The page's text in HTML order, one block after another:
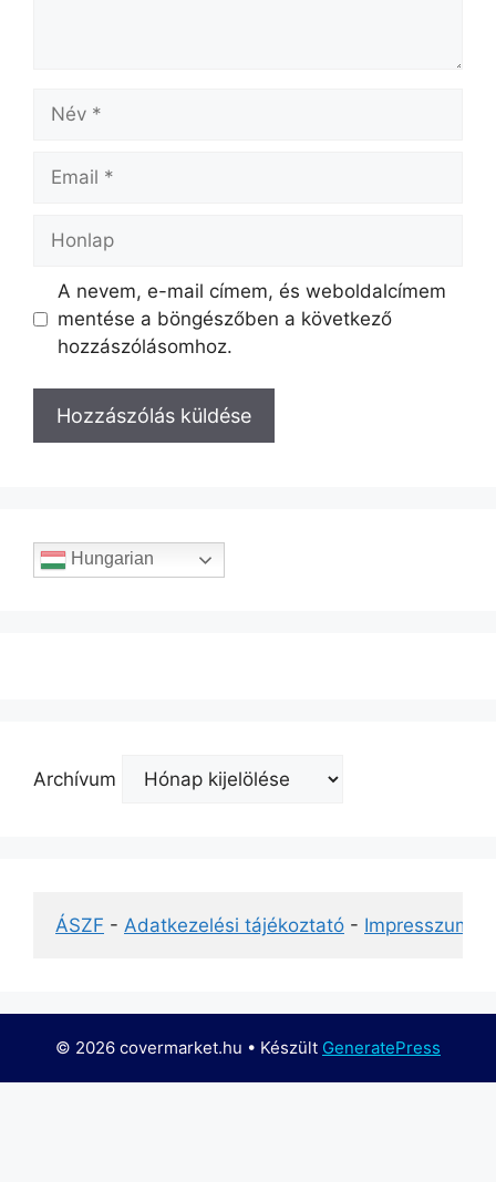
A nevem, e-mail címem, és weboldalcímem
mentése a böngészőben a következő
hozzászólásomhoz.
Hungarian
Archívum
ÁSZF - Adatkezelési tájékoztató - Impresszum
© 2026 covermarket.hu • Készült GeneratePress